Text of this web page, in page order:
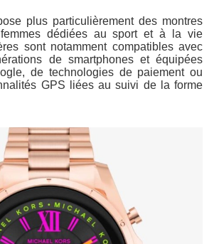
plus particulièrement des montres
dédiées au sport et à la vie
sont notamment compatibles avec
de smartphones et équipées
de technologies de paiement ou
GPS liées au suivi de la forme